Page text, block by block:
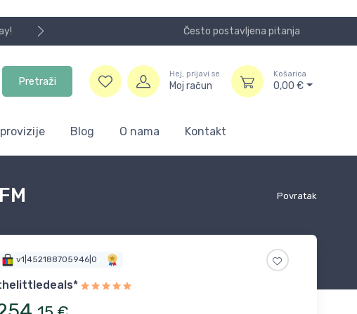
Često postavljena pitanja
Pretraži
Hej, prijavi se
Moj račun
Košarica
0,00 €
Blog O nama Kontakt
Povratak
v1|452188705946|0